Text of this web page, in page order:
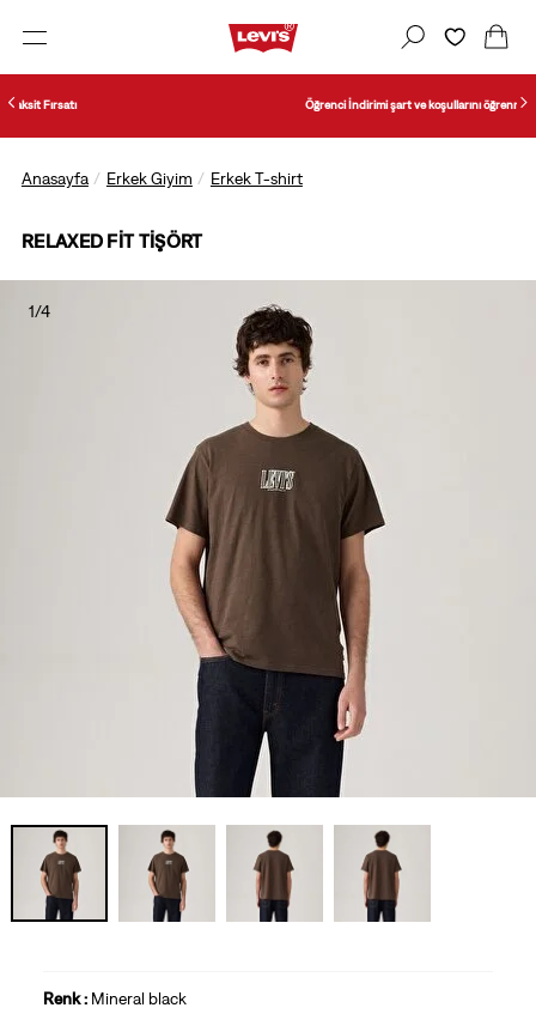
Öğrenci İndirimi şart ve koşullarını öğrenmek için tıklayın.
Anasayfa Erkek Giyim Erkek T-shirt
RELAXED FIT TIŞÖRT
1/4
Renk : Mineral black